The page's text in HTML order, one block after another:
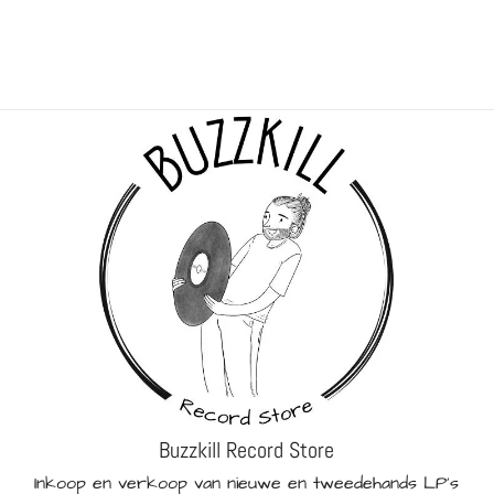
Buzzkill Record Store
Inkoop en verkoop van nieuwe en tweedehands LP's